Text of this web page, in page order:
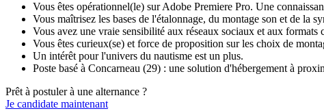
Vous êtes opérationnel(le) sur Adobe Premiere Pro. Une
Vous maîtrisez les bases de l'étalonnage, du montage son et de la
Vous avez une vraie sensibilité aux réseaux sociaux et aux
Vous êtes curieux(se) et force de proposition sur les choix de
Un intérêt pour l'univers du nautisme est un plus.
Poste basé à Concarneau (29) : une solution d'hébergement à
Prêt à postuler à une alternance ?
Je candidate maintenant